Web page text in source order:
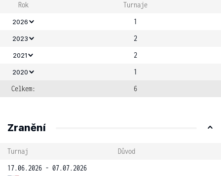
Rok Turnaje
2026 1
2023 2
2021 2
2020
1
Celkem:
6
Zranění
Turnaj
Důvod
17.06.2026 - 07.07.2026